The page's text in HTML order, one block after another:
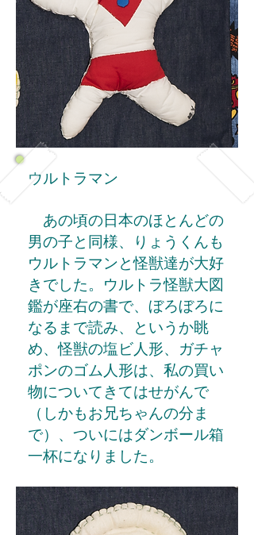
ウルトラマン
あの頃の日本のほとんどの
男の子と同様、りょうくんも
ウルトラマンと怪獣達が大好
きでした。ウルトラ怪獣大図
鑑が座右の書で、ぼろぼろに
なるまで読み、というか眺
め、怪獣の塩ビ人形、ガチャ
ポンのゴム人形は、私の買い
物についてきてはせがんで
（しかもお兄ちゃんの分ま
で）、ついにはダンボール箱
一杯になりました。